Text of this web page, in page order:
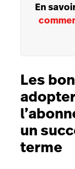
En
Les
un
terme